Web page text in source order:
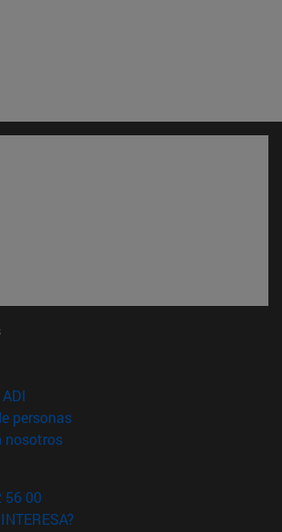
en nueva ventana)
personas(abre en nueva ventana)
nosotros(abre en nueva ventana)
56 00